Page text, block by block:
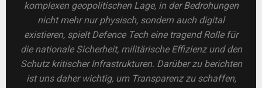
komplexen geopolitischen Lage, in der Bedrohungen
nicht mehr nur physisch, sondern auch digital
existieren, spielt Defence Tech eine tragend Rolle für
die nationale Sicherheit, militärische Effizienz und den
Schutz kritischer Infrastrukturen. Darüber zu berichten
ist uns daher wichtig, um Transparenz zu schaffen,